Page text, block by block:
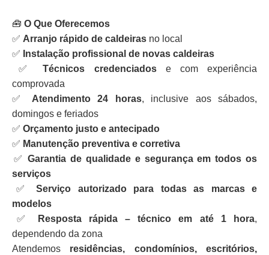
🧰 O Que Oferecemos
✅ Arranjo rápido de caldeiras no local
✅ Instalação profissional de novas caldeiras
✅Técnicos credenciadose com experiência
comprovada
✅ Atendimento 24 horas, inclusive aos sábados,
domingos e feriados
✅ Orçamento justo e antecipado
✅ Manutenção preventiva e corretiva
✅Garantia de qualidade e segurança em todos os
serviços
✅Serviço autorizado para todas as marcas e
modelos
✅
Resposta rápida – técnico em até 1 hora,
dependendo da zona
Atendemos residências, condomínios, escritórios,